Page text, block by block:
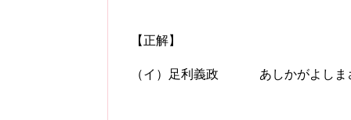
【正解】
（イ）足利義政 あしかがよしま